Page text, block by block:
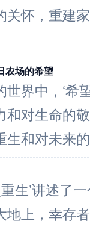
关怀，重建
农场的希望
世界中，‘希
和对生命的
生和对未来的
重生’讲述了
地上，幸存